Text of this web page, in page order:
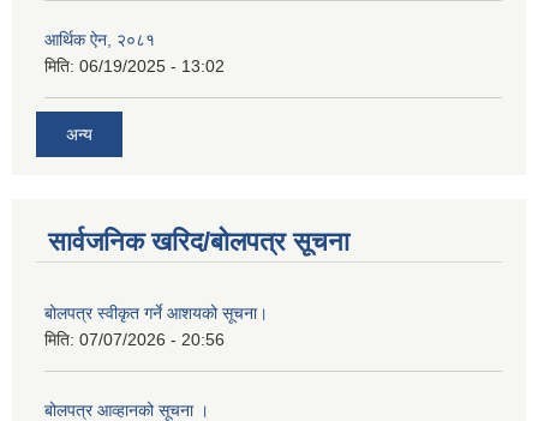
आर्थिक ऐन, २०८१
मिति: 06/19/2025 - 13:02
अन्य
सार्वजनिक खरिद/बोलपत्र सूचना
बोलपत्र स्वीकृत गर्ने आशयको सूचना।
मिति: 07/07/2026 - 20:56
बोलपत्र आव्हानको सूचना ।